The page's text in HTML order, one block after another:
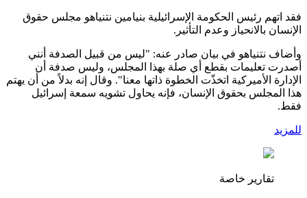
فقد اتهم رئيس الحكومة الإسرائيلية بنيامين نتنياهو مجلس حقوق
الإنسان بالانحياز وعدم التأثير.
وأضاف نتنياهو في بيان صادر عنه: "ليس من قبيل الصدفة أنني
أصدرت تعليمات بقطع أي صلة بهذا المجلس، وليس صدفة أن
الإدارة الأميركية اتخذّت الخطوة ذاتها معنا". وقال إنه بدلاً من أن يهتم
هذا المجلس بحقوق الإنسان، فإنه يحاول تشويه سمعة إسرائيل
فقط.
للمزيد
تقارير خاصة